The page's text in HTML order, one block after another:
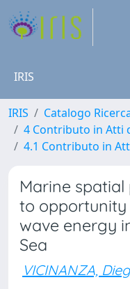
IRIS
IRIS
Catalogo
4 Contributo in Atti
4.1 Contributo in
Marine
to opportunity
wave energy
Sea
VICINANZA,